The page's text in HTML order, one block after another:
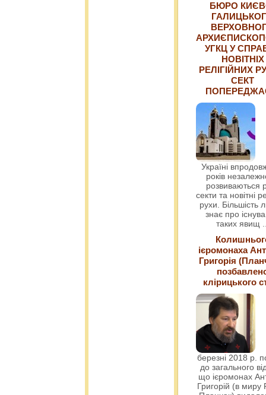
БЮРО
УГКЦ У
НОВІТНІХ
РЕЛІГІЙНИХ
СЕКТ
Україні
років
розвиваються
секти та новітні
рухи. Більшість
знає про
таких явищ
ієромонаха
Григорія
клірицького
березні 2018 р.
до загального
що ієромонах
Григорій (в миру